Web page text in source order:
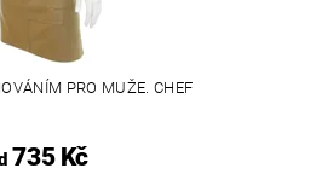
PRO MUŽE. CHEF
735 Kč